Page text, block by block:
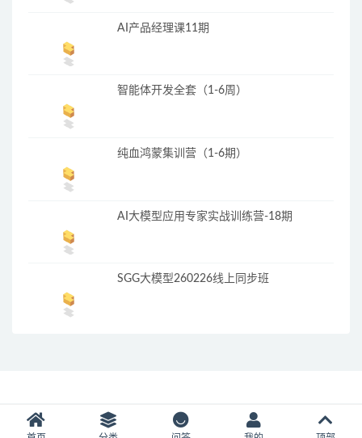
AI产品经理课11期
智能体开发全套（1-6周）
纯血鸿蒙集训营（1-6期）
AI大模型应用专家实战训练营-18期
SGG大模型260226线上同步班